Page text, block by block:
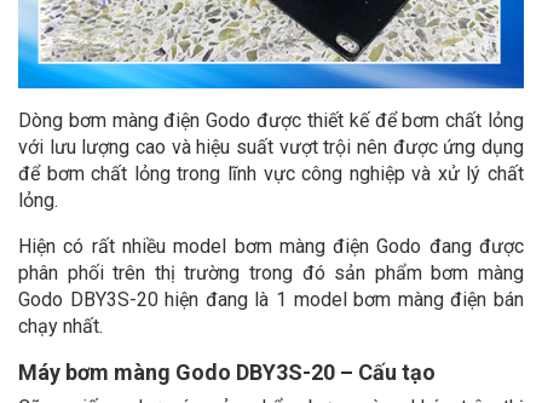
Dòng bơm màng điện Godo được thiết kế để bơm chất lỏng
với lưu lượng cao và hiệu suất vượt trội nên được ứng dụng
để bơm chất lỏng trong lĩnh vực công nghiệp và xử lý chất
lỏng.
Hiện có rất nhiều model bơm màng điện Godo đang được
phân phối trên thị trường trong đó sản phẩm bơm màng
Godo DBY3S-20 hiện đang là 1 model bơm màng điện bán
chạy nhất.
Máy bơm màng Godo DBY3S-20 – Cấu tạo